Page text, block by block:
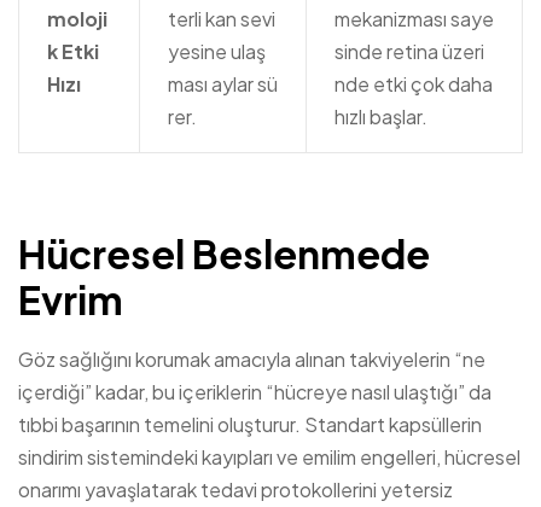
moloji
k Etki
Hızı
terli kan sevi
yesine ulaş
ması aylar sü
rer.
mekanizması saye
sinde retina üzeri
nde etki çok daha
hızlı başlar.
Hücresel Beslenmede
Evrim
Göz sağlığını korumak amacıyla alınan takviyelerin “ne
içerdiği” kadar, bu içeriklerin “hücreye nasıl ulaştığı” da
tıbbi başarının temelini oluşturur. Standart kapsüllerin
sindirim sistemindeki kayıpları ve emilim engelleri, hücresel
onarımı yavaşlatarak tedavi protokollerini yetersiz